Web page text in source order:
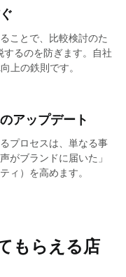
ことで、比較検討のた
するのを防ぎます。自社
上の鉄則です。
アップデート
プロセスは、単なる事
がブランドに届いた」
ィ）を高めます。
もらえる店